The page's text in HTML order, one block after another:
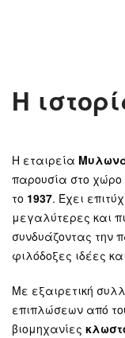
Η
Η εταιρεία
παρουσία στο
το 1937. Έχει
μεγαλύτερες και
συνδυάζοντας την
φιλόδοξες ιδέες
Με εξαιρετική
επιπλώσεων από
βιομηχανίες